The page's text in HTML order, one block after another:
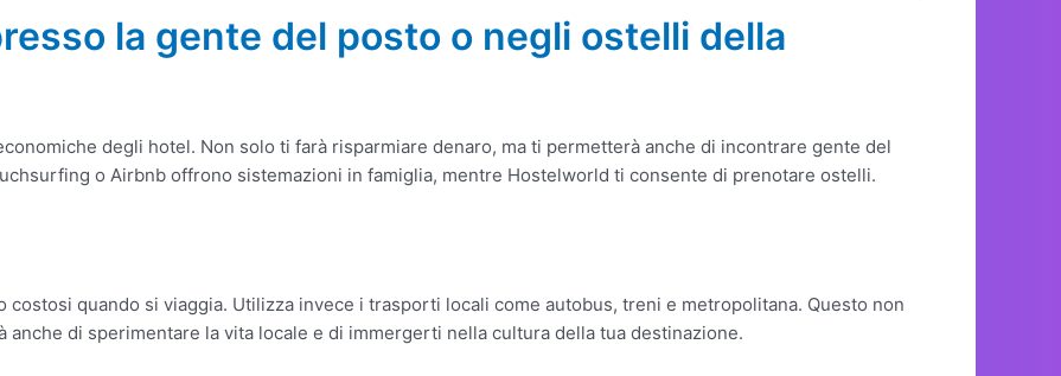
la gente del posto o negli ostelli della
degli hotel. Non solo ti farà risparmiare denaro, ma ti permetterà anche di incontrare gente del
o Airbnb offrono sistemazioni in famiglia, mentre Hostelworld ti consente di prenotare ostelli.
costosi quando si viaggia. Utilizza invece i trasporti locali come autobus, treni e metropolitana. Questo non
di sperimentare la vita locale e di immergerti nella cultura della tua destinazione.